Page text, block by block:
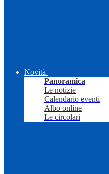
Novità
Panoramica
Le notizie
Calendario eventi
Albo online
Le circolari